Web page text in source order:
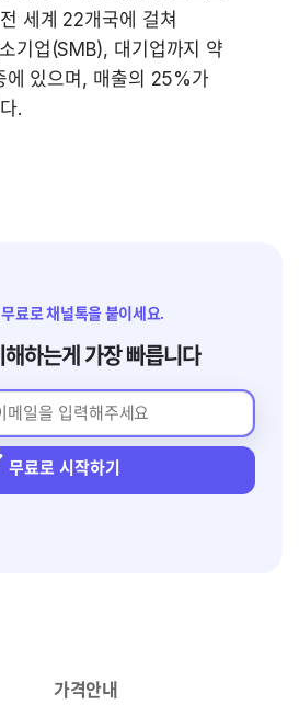
세계 22개국에 걸쳐
기업(SMB), 대기업까지 약
에 있으며, 매출의 25%가
.
료로 채널톡을 붙이세요.
하는게 가장 빠릅니다
무료로 시작하기
가격안내